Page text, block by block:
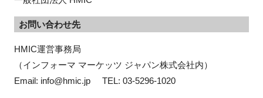
お問い合わせ先
HMIC運営事務局
（インフォーマ マーケッツ ジャパン株式会社内）
Email: info@hmic.jp     TEL: 03-5296-1020